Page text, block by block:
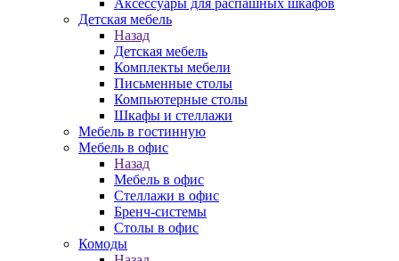
Аксессуары для распашных шкафов
Детская мебель
Назад
Детская мебель
Комплекты мебели
Письменные столы
Компьютерные столы
Шкафы и стеллажи
Мебель в гостинную
Мебель в офис
Назад
Мебель в офис
Стеллажи в офис
Бренч-системы
Столы в офис
Комоды